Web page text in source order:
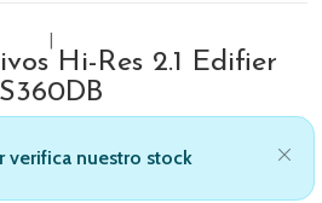
Hi-Res 2.1 Edifier
S360DB
verifica nuestro stock